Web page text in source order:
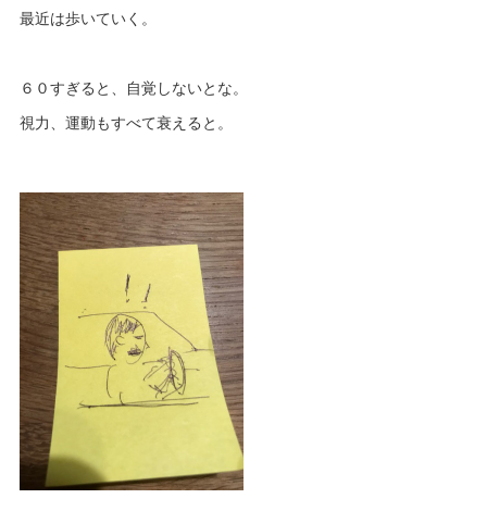
最近は歩いていく。
６０すぎると、自覚しないとな。
視力、運動もすべて衰えると。